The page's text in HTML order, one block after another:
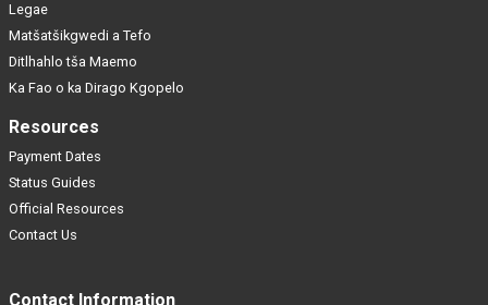
Legae
Matšatšikgwedi a Tefo
Ditlhahlo tša Maemo
Ka Fao o ka Dirago Kgopelo
Resources
Payment Dates
Status Guides
Official Resources
Contact Us
Contact Information